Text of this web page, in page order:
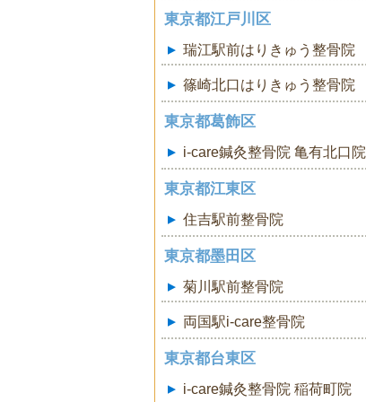
東京都江戸川区
瑞江駅前はりきゅう整骨院
篠崎北口はりきゅう整骨院
東京都葛飾区
i-care鍼灸整骨院 亀有北口院
東京都江東区
住吉駅前整骨院
東京都墨田区
菊川駅前整骨院
両国駅i-care整骨院
東京都台東区
i-care鍼灸整骨院 稲荷町院